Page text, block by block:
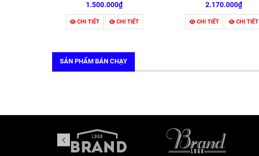
1.500.000₫
CHI TIẾT CHI TIẾT
2.170.000₫
CHI TIẾT CHI TIẾT
SẢN PHẨM BÁN CHẠY